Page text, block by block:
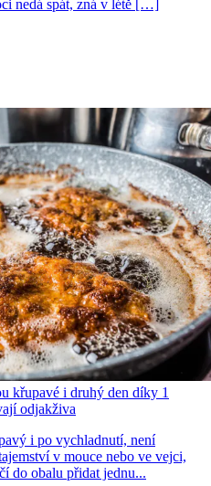
nedá spát, zná v létě […]
křupavé i druhý den díky 1
odjakživa
i po vychladnutí, není
v mouce nebo ve vejci,
do obalu přidat jednu...